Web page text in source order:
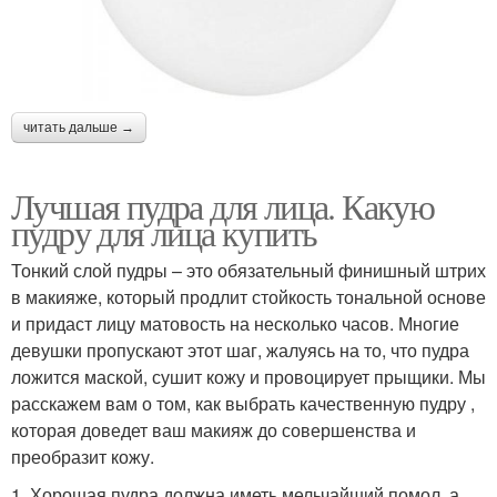
читать дальше →
Лучшая пудра для лица. Какую
пудру для лица купить
Тонкий слой пудры – это обязательный финишный штрих
в макияже, который продлит стойкость тональной основе
и придаст лицу матовость на несколько часов. Многие
девушки пропускают этот шаг, жалуясь на то, что пудра
ложится маской, сушит кожу и провоцирует прыщики. Мы
расскажем вам о том, как выбрать качественную пудру ,
которая доведет ваш макияж до совершенства и
преобразит кожу.